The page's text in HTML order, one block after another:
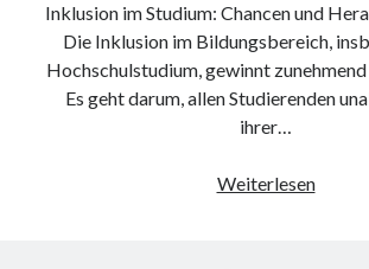
türmaße
umzugskartons
Uncategorized
unterkunft
Inklusion im Studium: Chancen und
Die Inklusion im Bildungsbereich,
Hochschulstudium, gewinnt
Es geht darum, allen Studierenden
ihrer…
Weiterlesen